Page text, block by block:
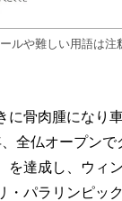
ルや難しい用語は注
に骨肉腫になり
全仏オープンで
を達成し、ウィ
・パラリンピッ